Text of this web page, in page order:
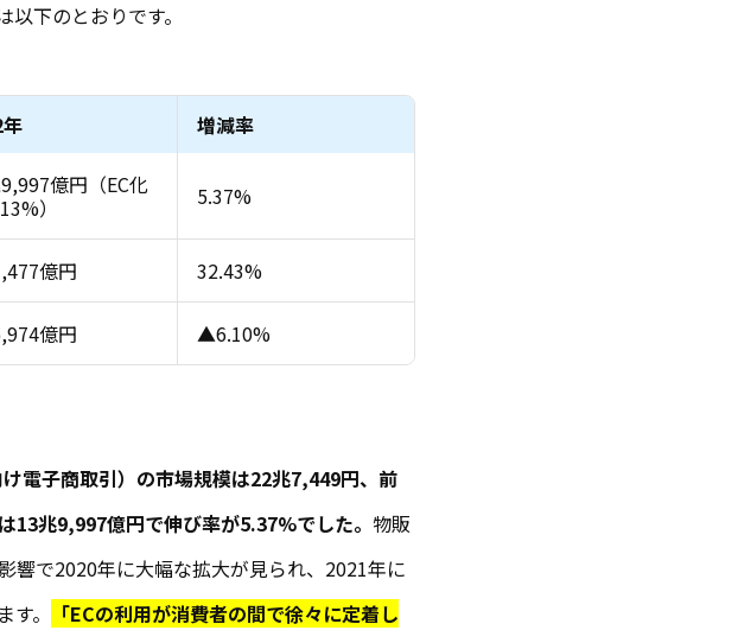
下のとおりです。
億円（EC化
）
億円
億円
増減率
5.37%
32.43%
▲6.10%
電子商取引）の市場規模は22兆7,449円、前
13兆9,997億円で伸び率が5.37%でした。 物販
響で2020年に大幅な拡大が見られ、2021年に
。
「ECの利用が消費者の間で徐々に定着し